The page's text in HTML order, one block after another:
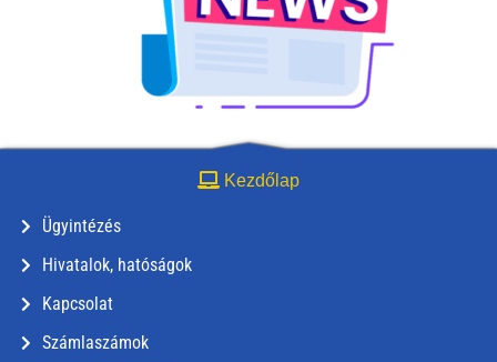
Kezdőlap
Ügyintézés
Hivatalok, hatóságok
Kapcsolat
Számlaszámok